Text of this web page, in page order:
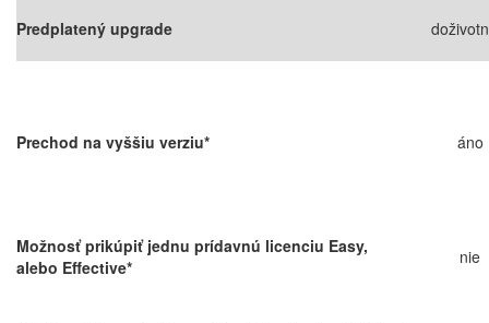
Predplatený upgrade
Prechod na vyššiu verziu* áno
Možnosť prikúpiť jednu prídavnú licenciu Easy,
alebo Effective*
nie